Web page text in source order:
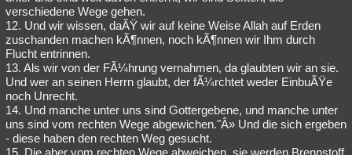
verschiedene Wege gehen.
12. Und wir wissen, daÃŸ wir auf keine Weise Allah auf Erden
zuschanden machen kÃ¶nnen, noch kÃ¶nnen wir Ihm durch
Flucht entrinnen.
13. Als wir von der FÃ¼hrung vernahmen, da glaubten wir an sie.
Und wer an seinen Herrn glaubt, der fÃ¼rchtet weder EinbuÃŸe
noch Unrecht.
14. Und manche unter uns sind Gottergebene, und manche unter
uns sind vom rechten Wege abgewichen."Â» Und die sich ergeben
- diese haben den rechten Weg gesucht.
15. Die aber vom rechten Wege abweichen, sie werden Brennstoff